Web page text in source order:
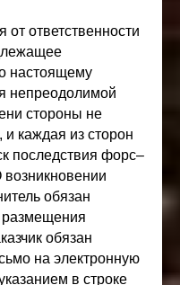
ответственности
настоящему
непреодолимой
стороны не
каждая из сторон
последствия форс–
обязан
размещения
обязан
на электронную
в строке